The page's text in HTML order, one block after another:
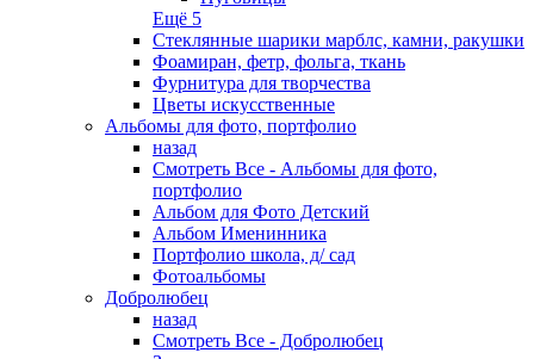
Ещё 5
Стеклянные шарики марблс, камни, ракушки
Фоамиран, фетр, фольга, ткань
Фурнитура для творчества
Цветы искусственные
Альбомы для фото, портфолио
назад
Смотреть Все - Альбомы для фото,
портфолио
Альбом для Фото Детский
Альбом Именинника
Портфолио школа, д/ сад
Фотоальбомы
Добролюбец
назад
Смотреть Все - Добролюбец